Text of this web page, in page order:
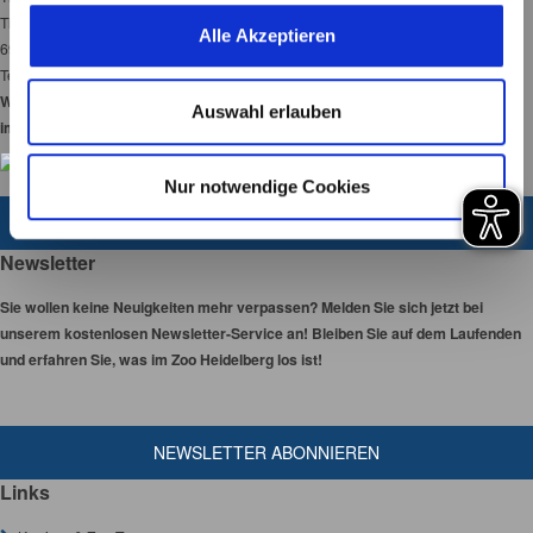
unserer Webseite angewendet werden.
u
s
w
a
h
l
Alle Akzeptieren
Auswahl erlauben
Nur notwendige Cookies
Tiergartenstraße 3
69120 Heidelberg
Tel:
06221-58450-00
Wir haben 365 Tage
im Jahr für Sie geöffnet!
ZUM KONTAKTFORMULAR
Newsletter
Sie wollen keine Neuigkeiten mehr verpassen? Melden Sie sich jetzt bei
unserem kostenlosen Newsletter-Service an! Bleiben Sie auf dem Laufenden
und erfahren Sie, was im Zoo Heidelberg los ist!
NEWSLETTER ABONNIEREN
Links